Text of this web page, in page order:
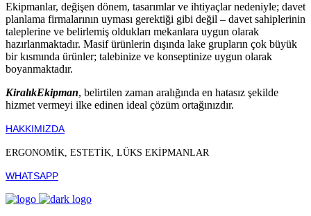
Ekipmanlar, değişen dönem, tasarımlar ve ihtiyaçlar nedeniyle; davet
planlama firmalarının uyması gerektiği gibi değil – davet sahiplerinin
taleplerine ve belirlemiş oldukları mekanlara uygun olarak
hazırlanmaktadır. Masif ürünlerin dışında lake grupların çok büyük
bir kısmında ürünler; talebinize ve konseptinize uygun olarak
boyanmaktadır.
KiralıkEkipman, belirtilen zaman aralığında en hatasız şekilde
hizmet vermeyi ilke edinen ideal çözüm ortağınızdır.
HAKKIMIZDA
ERGONOMİK, ESTETİK, LÜKS EKİPMANLAR
WHATSAPP